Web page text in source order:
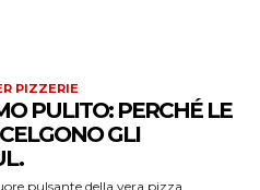
PIZZERIE
PULITO: PERCHÉ LE
GLI
pulsante della vera pizza